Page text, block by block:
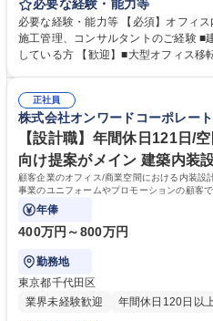
業務をしていただきます。主に当社主
ョンの顧客である大手企業・学校向けの空
計、施工管理は別に担当がいるため、
務がメインとなります。 【詳細】■営
職種 【オフィスデザイン内装プラン
年休121日
必要な経験・能力等
必要な経験・能力等 【必須】オフィ
施工管理、コンサルタントのご経験 ■
している方 【歓迎】■大型オフィス移
業空間の設計に加えて、今後はオフィ
たいと考えており、事業の戦略策定な
やりがいのあるポジションです。 学歴・資格 学歴：大学院 大学 高専 短大
専修学校 高校 語学力： 資格：
正社員
株式会社オンワードコーポレー
【設計職】年間休日121日/
向け提案がメイン 建築内装
顧客企業のオフィス/商業空間における内装設
事業のユニフォームやプロモーションの顧客
ます。
年俸
400万円～800万円
勤務地
東京都千代田区
業界未経験歓迎
年間休日120日以